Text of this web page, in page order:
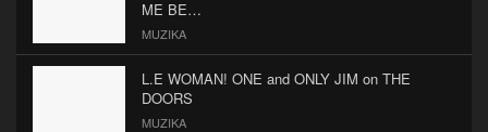
ME BE…
MUZIKA
L.E WOMAN! ONE and ONLY JIM on THE
DOORS
MUZIKA